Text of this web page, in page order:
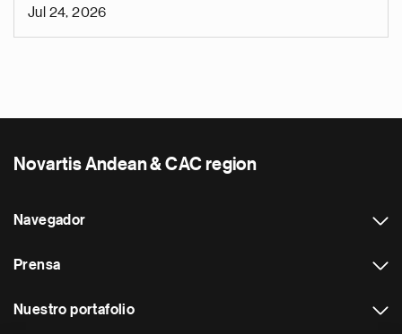
Jul 24, 2026
Novartis Andean & CAC region
Navegador
Prensa
Nuestro portafolio